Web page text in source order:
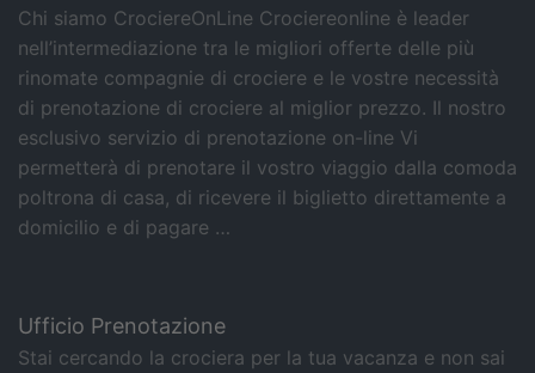
Chi siamo CrociereOnLine Crociereonline è leader
nell’intermediazione tra le migliori offerte delle più
rinomate compagnie di crociere e le vostre necessità
di prenotazione di crociere al miglior prezzo. Il nostro
esclusivo servizio di prenotazione on-line Vi
permetterà di prenotare il vostro viaggio dalla comoda
poltrona di casa, di ricevere il biglietto direttamente a
domicilio e di pagare …
Ufficio Prenotazione
Stai cercando la crociera per la tua vacanza e non sai